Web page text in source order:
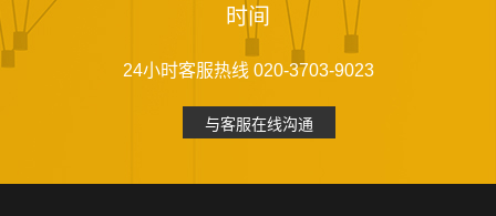
时间
24小时客服热线 020-3703-9023
与客服在线沟通